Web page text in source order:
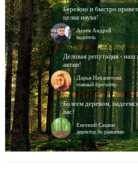
Бережно и быстро
целая наука!
Агеев Андрей
водитель
Деловая репутация - наш
актив!
Дарья Нахапетова
главный бухгалтер
Болеем деревом,
вас!
Евгений Сашин
директор по развитию